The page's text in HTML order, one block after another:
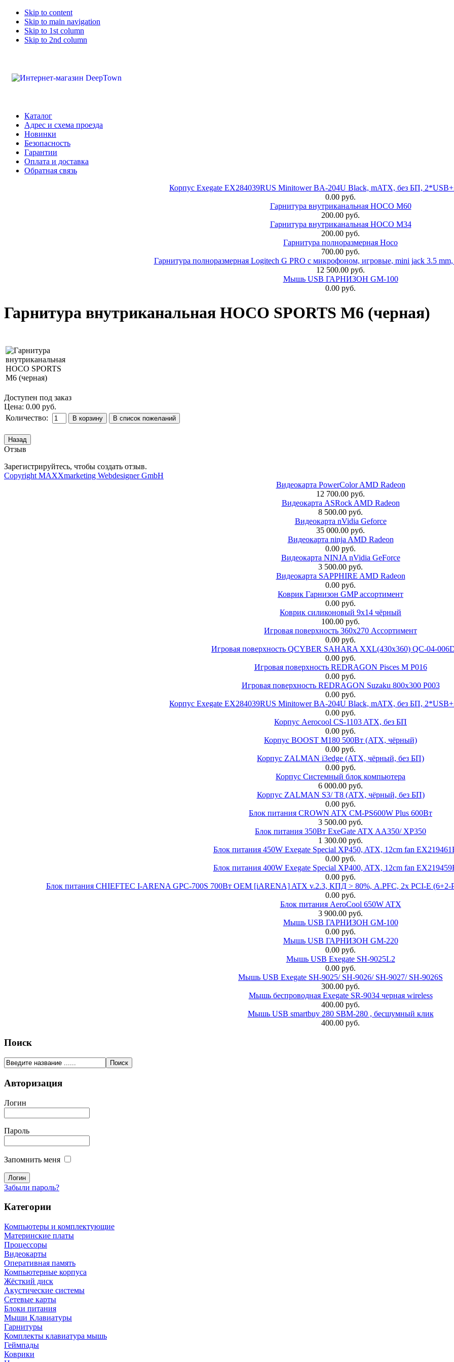
Skip to content
Skip to main navigation
Skip to 1st column
Skip to 2nd column
Каталог
Адрес и схема проезда
Новинки
Безопасность
Гарантии
Оплата и доставка
Обратная связь
Корпус Exegate EX284039RUS Minitower BA-204U Black, mATX, без БП,
0.00 руб.
Гарнитура внутриканальная HOCO M60
200.00 руб.
Гарнитура внутриканальная HOCO M34
200.00 руб.
Гарнитура полноразмерная Hoco
700.00 руб.
Гарнитура полноразмерная Logitech G PRO с микрофоном, игровые, mini jack 3.5
12 500.00 руб.
Мышь USB ГАРНИЗОН GM-100
0.00 руб.
Гарнитура внутриканальная HOCO SPORTS M6 (черная)
Доступен под заказ
Цена: 0.00 руб.
Количество:
Отзыв
Зарегистрируйтесь, чтобы создать отзыв.
Copyright MAXXmarketing Webdesigner GmbH
Видеокарта PowerColor AMD Radeon
12 700.00 руб.
Видеокарта ASRock AMD Radeon
8 500.00 руб.
Видеокарта nVidia Geforce
35 000.00 руб.
Видеокарта ninja AMD Radeon
0.00 руб.
Видеокарта NINJA nVidia GeForce
3 500.00 руб.
Видеокарта SAPPHIRE AMD Radeon
0.00 руб.
Коврик Гарнизон GMP ассортимент
0.00 руб.
Коврик силиконовый 9х14 чёрный
100.00 руб.
Игровая поверхность 360x270 Ассортимент
0.00 руб.
Игровая поверхность QCYBER SAHARA XXL(430x360) QC-04-
0.00 руб.
Игровая поверхность REDRAGON Pisces M P016
0.00 руб.
Игровая поверхность REDRAGON Suzaku 800x300 P003
0.00 руб.
Корпус Exegate EX284039RUS Minitower BA-204U Black, mATX, без БП,
0.00 руб.
Корпус Aerocool CS-1103 ATX, без БП
0.00 руб.
Корпус BOOST M180 500Вт (ATX, чёрный)
0.00 руб.
Корпус ZALMAN i3edge (ATX, чёрный, без БП)
0.00 руб.
Корпус Системный блок компьютера
6 000.00 руб.
Корпус ZALMAN S3/ T8 (ATX, чёрный, без БП)
0.00 руб.
Блок питания CROWN ATX CM-PS600W Plus 600Вт
3 500.00 руб.
Блок питания 350Вт ExeGate ATX AA350/ XP350
1 300.00 руб.
Блок питания 450W Exegate Special XP450, ATX, 12cm fan
0.00 руб.
Блок питания 400W Exegate Special XP400, ATX, 12cm fan
0.00 руб.
Блок питания CHIEFTEC I-ARENA GPC-700S 700Вт OEM [iARENA] ATX v.2.3, КПД > 80%, A.PFC, 2x PCI-E (6+2-
0.00 руб.
Блок питания AeroCool 650W ATX
3 900.00 руб.
Мышь USB ГАРНИЗОН GM-100
0.00 руб.
Мышь USB ГАРНИЗОН GM-220
0.00 руб.
Мышь USB Exegate SH-9025L2
0.00 руб.
Мышь USB Exegate SH-9025/ SH-9026/ SH-9027/ SH-9026S
300.00 руб.
Мышь беспроводная Exegate SR-9034 черная wireless
400.00 руб.
Мышь USB smartbuy 280 SBM-280 , бесшумный клик
400.00 руб.
Поиск
Авторизация
Логин
Пароль
Запомнить меня
Забыли пароль?
Категории
Компьютеры и комплектующие
Материнские платы
Процессоры
Видеокарты
Оперативная память
Компьютерные корпуса
Жёсткий диск
Акустические системы
Сетевые карты
Блоки питания
Мыши Клавиатуры
Гарнитуры
Комплекты клавиатура мышь
Геймпады
Коврики